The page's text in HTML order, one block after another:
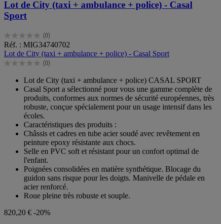
Lot de City (taxi + ambulance + police) - Casal
Sport
(0)
0.0
sur
5
étoiles.
Réf. : MIG34740702
Lot de City (taxi + ambulance + police) - Casal Sport
(0)
0.0
étoiles.
Lot de City (taxi + ambulance + police) CASAL SPORT
Casal Sport a sélectionné pour vous une gamme complète de
produits, conformes aux normes de sécurité européennes, très
robuste, conçue spécialement pour un usage intensif dans les
écoles.
Caractéristiques des produits :
Châssis et cadres en tube acier soudé avec revêtement en
peinture epoxy résistante aux chocs.
Selle en PVC soft et résistant pour un confort optimal de
l'enfant.
Poignées consolidées en matière synthétique. Blocage du
guidon sans risque pour les doigts. Manivelle de pédale en
acier renforcé.
Roue pleine très robuste et souple.
820,20 € -20%